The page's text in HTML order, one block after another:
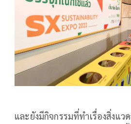
และยังมีกิจกรรมที่ทำเรื่องสิ่งแว